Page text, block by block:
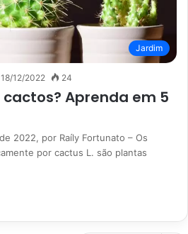
Jardim
18/12/2022 24
Aprenda em 5
2022, por Raíly Fortunato – Os
por cactus L. são plantas